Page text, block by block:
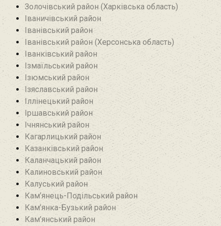
Золочівський район (Харківська область)
Іваничівський район‎
Іванівський район
Іванівський район (Херсонська область)
Іванківський район
Ізмаїльський район
Ізюмський район
Ізяславський район
Іллінецький район
Іршавський район
Ічнянський район
Кагарлицький район
Казанківський район‎
Каланчацький район
Калиновський район
Калуський район
Кам’янець-Подільський район
Кам’янка-Бузький район
Кам’янський район